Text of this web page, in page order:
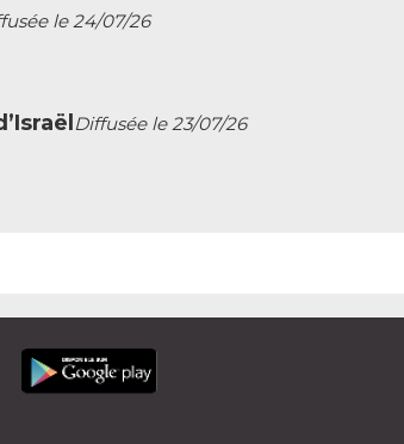
le 24/07/26
Diffusée le 23/07/26